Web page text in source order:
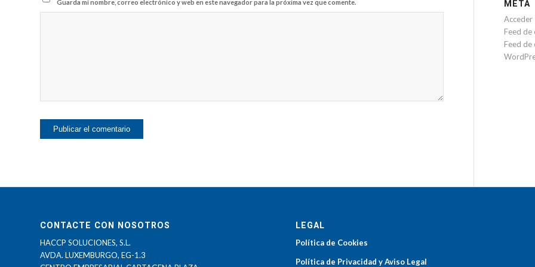
Guarda mi nombre, correo electrónico y web en este navegador para la próxima vez que comente. META
Acceder
Feed de
Feed
CONTACTE CON NOSOTROS
HACCP SOLUCIONES, S.L.
AVDA. LUXEMBURGO, EG-1.3
LEGAL
Política de Cookies
Política de Privacidad y Aviso Legal